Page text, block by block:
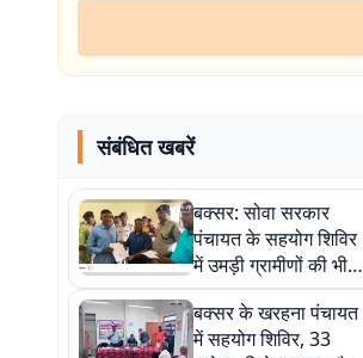
संबंधित खबरें
बक्सर: सोवा सरकार
पंचायत के सहयोग शिविर
में उमड़ी ग्रामीणों की भीड़,
100 आवेदन मिले;
स्वास्थ्य विभाग की
शिकायतें सबसे ज्यादा
बक्सर के खरहना पंचायत
में सहयोग शिविर, 33